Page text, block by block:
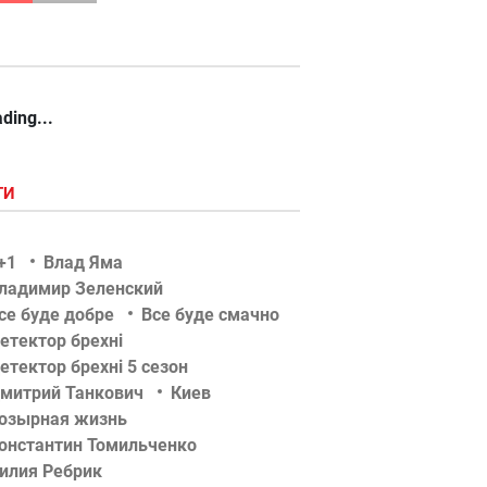
Влад Яма
Зеленский
буде добре
Все буде смачно
брехні
брехні 5 сезон
Танкович
Киев
жизнь
Томильченко
Ребрик